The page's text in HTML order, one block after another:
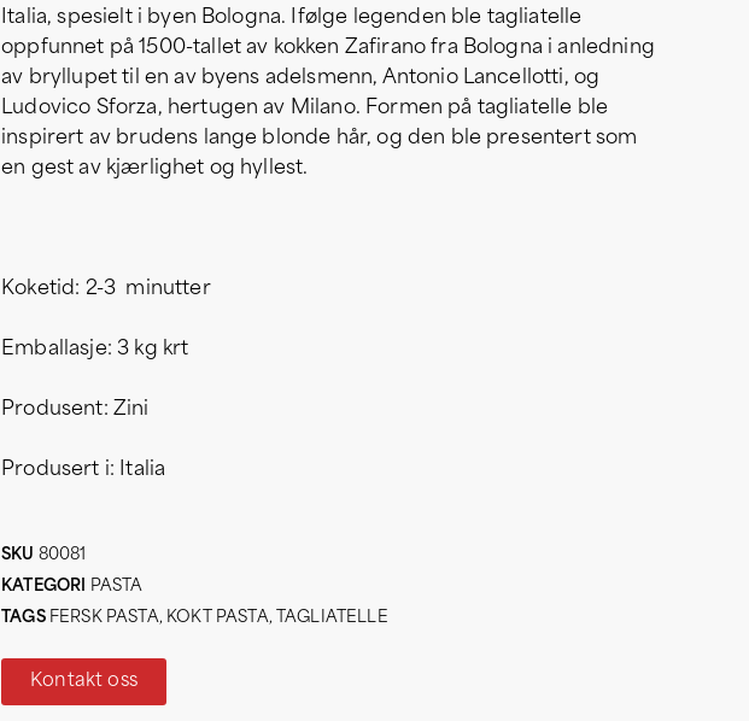
Italia, spesielt i byen Bologna. Ifølge legenden ble tagliatelle
oppfunnet på 1500-tallet av kokken Zafirano fra Bologna i anledning
av bryllupet til en av byens adelsmenn, Antonio Lancellotti, og
Ludovico Sforza, hertugen av Milano. Formen på tagliatelle ble
inspirert av brudens lange blonde hår, og den ble presentert som
en gest av kjærlighet og hyllest.
Koketid: 2-3 minutter
Emballasje: 3 kg krt
Produsent: Zini
Produsert i: Italia
SKU 80081
KATEGORI
PASTA
TAGS FERSK PASTA, KOKT PASTA, TAGLIATELLE
Kontakt oss